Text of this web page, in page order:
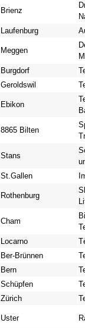
Brienz
Laufenburg
Meggen
Burgdorf
Geroldswil
Ebikon
8865 Bilten
Stans
St.Gallen
Rothenburg
Cham
Locarno
Ber-Brünnen
Bern
Schüpfen
Zürich
Uster